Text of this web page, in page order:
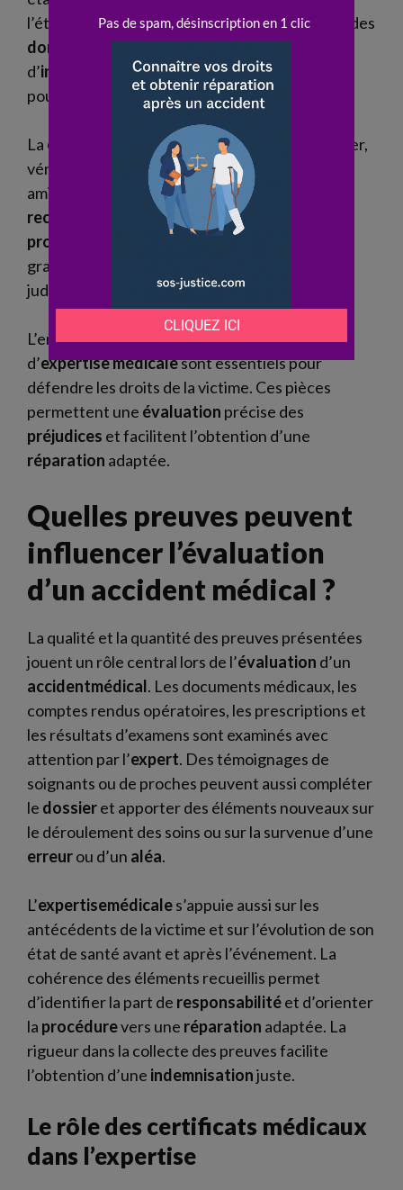
l’établissement prend en charge laréparation
des
dommages
. En cas d’aléa thérapeutique
d’infection nosocomiale , l’ONIAM intervient
pour l’
indemnisation.
La commission de conciliationinstruit le dossier,
vérifie sa recevabilité et propose une solution
amiable. Si la victime n’est pas satisfaite, un
recours
devant le juge reste possible. La
procédure
devant la commission régionale est
gratuite et rapide par rapport à une action
judiciaire classique.
L’ensemble dudossier médicalet lerapport
d’expertise médicalesont essentiels pour
défendre les droits de la victime. Ces pièces
permettent une évaluation précise des
préjudices et facilitent l’obtention d’une
réparation adaptée.
Quelles preuves peuvent
influencer l’évaluation
d’un accident médical ?
La qualité et la quantité des preuves présentées
jouent un rôle central lors de l’évaluation d’un
accidentmédical. Les documents médicaux, les
comptes rendus opératoires, les prescriptions et
les résultats d’examens sont examinés avec
attention par l’expert. Des témoignages de
soignants ou de proches peuvent aussi compléter
le dossieret apporter des éléments nouveaux sur
le déroulement des soins ou sur la survenue d’une
erreurou d’un aléa.
L’expertisemédicales’appuie aussi sur les
antécédents de la victime et sur l’évolution de son
état de santé avant et après l’événement. La
cohérence des éléments recueillis permet
d’identifier la part de responsabilitéet d’orienter
la procédurevers une réparation adaptée. La
rigueur dans la collecte des preuves facilite
l’obtention d’une indemnisationjuste.
Le rôle des certificats médicaux
dans l’expertise